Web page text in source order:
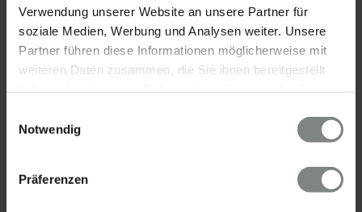
Verwendung unserer Website an unsere Partner für
soziale Medien, Werbung und Analysen weiter. Unsere
Partner führen diese Informationen möglicherweise mit
weiteren Daten zusammen, die Sie ihnen bereitgestellt
Cookies, wenn Sie unsere Webseite weiterhin nutzen.
Notwendig
Präferenzen
KONTAKT
Eschenauer & Partner Immobilien
Immobilien Heidelberg